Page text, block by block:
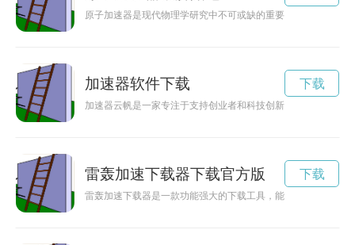
原子加速器是现代物理学研究中不可或缺的重要工具，通过对
加速器软件下载
加速器云帆是一家专注于支持创业者和科技创新的机构，在帮
下载
雷轰加速下载器下载官方版
雷轰加速下载器是一款功能强大的下载工具，能够帮助用户提
下载